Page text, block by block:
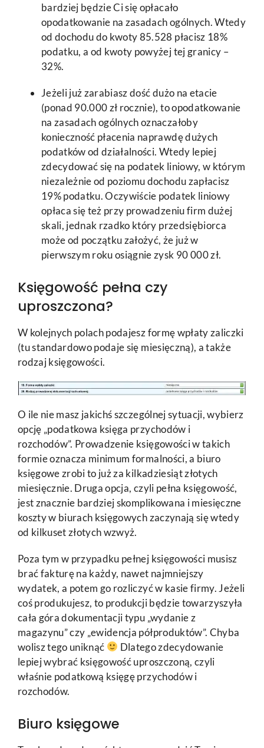
bardziej będzie Ci się opłacało
opodatkowanie na zasadach ogólnych. Wtedy
od dochodu do kwoty 85.528 płacisz 18%
podatku, a od kwoty powyżej tej granicy –
32%.
Jeżeli już zarabiasz dość dużo na etacie
(ponad 90.000 zł rocznie), to opodatkowanie
na zasadach ogólnych oznaczałoby
konieczność płacenia naprawdę dużych
podatków od działalności. Wtedy lepiej
zdecydować się na podatek liniowy, w którym
niezależnie od poziomu dochodu zapłacisz
19% podatku. Oczywiście podatek liniowy
opłaca się też przy prowadzeniu firm dużej
skali, jednak rzadko który przedsiębiorca
może od początku założyć, że już w
pierwszym roku osiągnie zysk 90 000 zł.
Księgowość pełna czy
uproszczona?
W kolejnych polach podajesz formę wpłaty zaliczki
(tu standardowo podaje się miesięczną), a także
rodzaj księgowości.
O ile nie masz jakichś szczególnej sytuacji, wybierz
opcję „podatkowa księga przychodów i
rozchodów”. Prowadzenie księgowości w takich
formie oznacza minimum formalności, a biuro
księgowe zrobi to już za kilkadziesiąt złotych
miesięcznie. Druga opcja, czyli pełna księgowość,
jest znacznie bardziej skomplikowana i miesięczne
koszty w biurach księgowych zaczynają się wtedy
od kilkuset złotych wzwyż.
Poza tym w przypadku pełnej księgowości musisz
brać fakturę na każdy, nawet najmniejszy
wydatek, a potem go rozliczyć w kasie firmy. Jeżeli
coś produkujesz, to produkcji będzie towarzyszyła
cała góra dokumentacji typu „wydanie z
magazynu” czy „ewidencja półproduktów”. Chyba
wolisz tego uniknąć
Dlatego zdecydowanie
lepiej wybrać księgowość uproszczoną, czyli
właśnie podatkową księgę przychodów i
rozchodów.
Biuro księgowe